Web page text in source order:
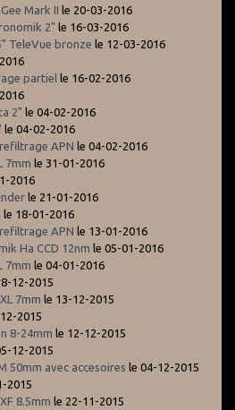
Mark II le 20-03-2016
2" le 16-03-2016
TeleVue bronze le 12-03-2016
partiel le 16-02-2016
2" le 04-02-2016
le 04-02-2016
APN le 04-02-2016
7mm le 31-01-2016
2016
le 21-01-2016
le 18-01-2016
APN le 13-01-2016
Ha CCD 12nm le 05-01-2016
7mm le 04-01-2016
12-2015
7mm le 13-12-2015
2015
8-24mm le 12-12-2015
12-2015
50mm avec accesoires le 04-12-2015
2015
8.5mm le 22-11-2015